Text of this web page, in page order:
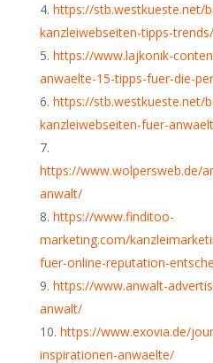
https://stb.westkueste.net/
kanzleiwebseiten-tipps-trends/
https://www.lajkonik-
anwaelte-15-tipps-fuer-die-
https://stb.westkueste.net/
kanzleiwebseiten-fuer-
https://www.wolpersweb.de/
anwalt/
https://www.finditoo-
marketing.com/
fuer-online-reputation-
https://www.anwalt-
anwalt/
https://www.exovia.de/
inspirationen-anwaelte/